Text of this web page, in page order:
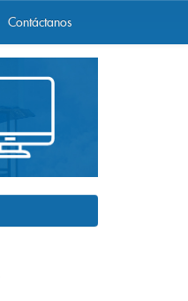
Contáctanos